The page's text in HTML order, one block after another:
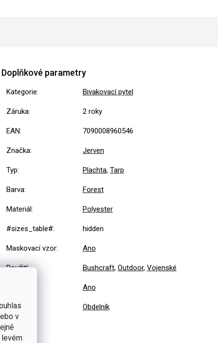
v
levém
Doplňkové parametry
Kategorie: Bivakovací pytel
Záruka: 2 roky
EAN: 7090008960546
Značka: Jerven
Typ: Plachta, Tarp
Barva: Forest
Materiál: Polyester
#sizes_table#: hidden
Maskovací vzor: Ano
Použití: Bushcraft, Outdoor, Vojenské
Ano
Tvar: Obdelník